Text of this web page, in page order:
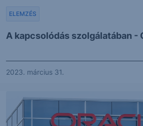
A kapcsolódás szolgálatában -
ELEMZÉS
2023. március 31.